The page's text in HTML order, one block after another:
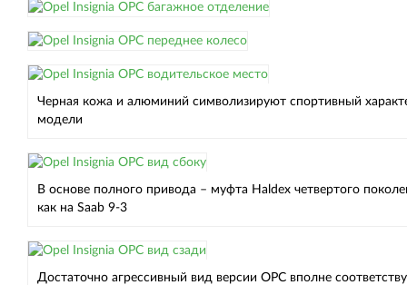
Черная кожа и алюминий символизируют спортивный
модели
В основе полного привода – муфта Haldex четвертого
как на Saab 9-3
Достаточно агрессивный вид версии OPC вполне